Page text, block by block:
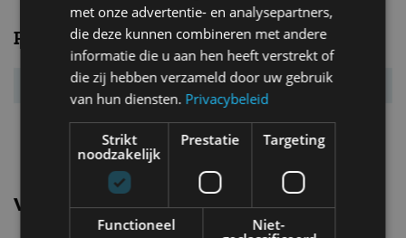
Prestaties
Acc. 0-100 km/u 10,3 s
Topsnelheid 200 km/u
Vergelijkbare uitvoeringen
met onze advertentie- en analysepartners,
die deze kunnen combineren met andere
informatie die u aan hen heeft verstrekt of
die zij hebben verzameld door uw gebruik
van hun diensten. Privacybeleid
Strikt
noodzakelijk
Prestatie Targeting
Functioneel
Niet-